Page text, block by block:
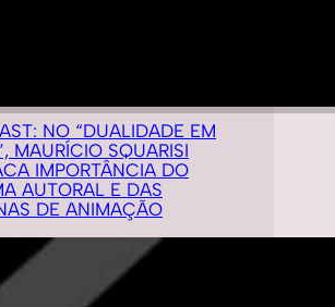
NO “DUALIDADE EM
MAURÍCIO SQUARISI
IMPORTÂNCIA DO
AUTORAL E DAS
DE ANIMAÇÃO